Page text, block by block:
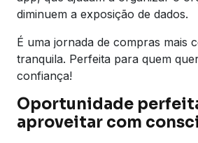
diminuem a exposição de dados.
É uma jornada de compras mais
tranquila. Perfeita para quem
confiança!
Oportunidade
aproveitar com